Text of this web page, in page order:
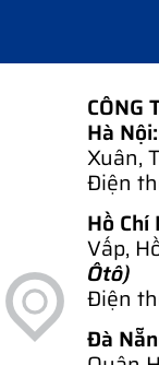
CÔNG
Hà Nội:
Xuân,
Điện
Hồ Chí
Vấp,
Ôtô)
Điện
Đà